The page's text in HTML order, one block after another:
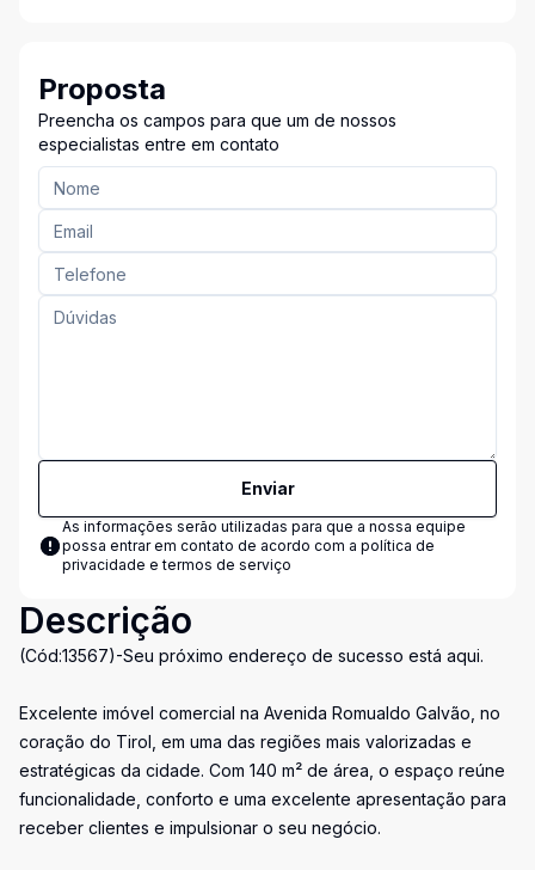
Proposta
Preencha os campos para que um de nossos
especialistas entre em contato
Enviar
As informações serão utilizadas para que a nossa equipe
possa entrar em contato de acordo com a política de
privacidade e termos de serviço
Descrição
(Cód:13567)-Seu próximo endereço de sucesso está aqui.
Excelente imóvel comercial na Avenida Romualdo Galvão, no
coração do Tirol, em uma das regiões mais valorizadas e
estratégicas da cidade. Com 140 m² de área, o espaço reúne
funcionalidade, conforto e uma excelente apresentação para
receber clientes e impulsionar o seu negócio.